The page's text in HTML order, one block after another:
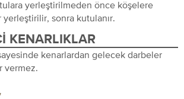
yerleştirilmeden önce köşelere
sonra kutulanır.
KENARLIKLAR
kenarlardan gelecek darbeler
vermez.